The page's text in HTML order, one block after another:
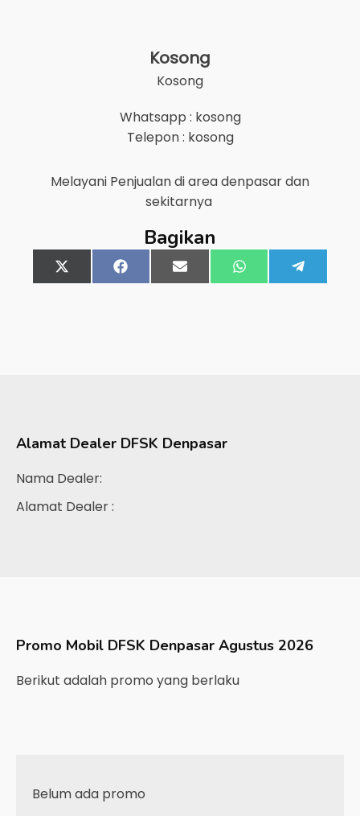
Kosong
Kosong
Whatsapp : kosong
Telepon : kosong
Melayani Penjualan di areadenpasardan
sekitarnya
Bagikan
Share
on
X
(Twitter)
Share
on
FacebookShare
on
Email Share
on
WhatsApp
on
Alamat Dealer DFSK Denpasar
Nama Dealer:
Alamat Dealer :
Promo Mobil DFSK Denpasar Agustus 2026
Berikut adalah promo yang berlaku
Belum ada promo